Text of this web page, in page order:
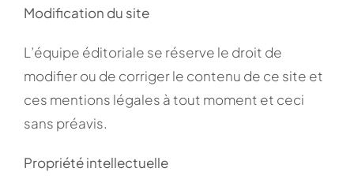
Modification du site
L’équipe éditoriale se réserve le droit de
modifier ou de corriger le contenu de ce site et
ces mentions légales à tout moment et ceci
sans préavis.
Propriété intellectuelle